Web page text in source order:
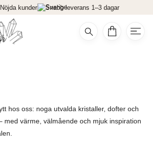
kunder Snabb leverans 1–3 dagar
hos oss: noga utvalda kristaller, dofter och
med värme, välmående och mjuk inspiration